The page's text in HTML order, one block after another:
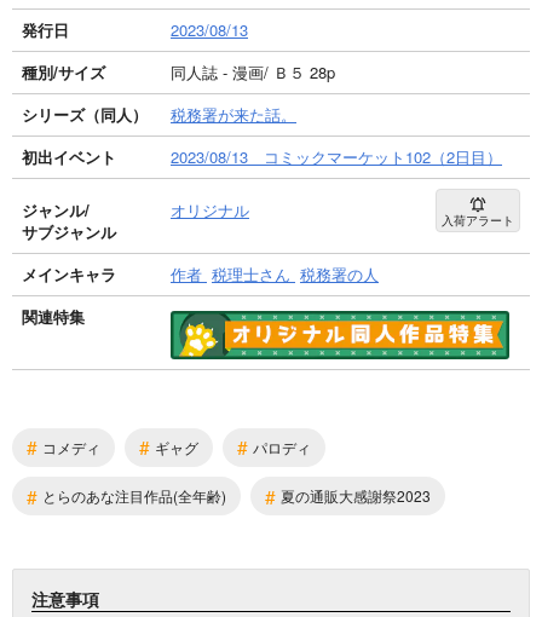
発行日
2023/08/13
種別/サイズ
同人誌 - 漫画/ Ｂ５ 28p
シリーズ（同人）
税務署が来た話。
初出イベント
2023/08/13 コミックマーケット102（2日目）
ジャンル/
サブジャンル
オリジナル 入荷アラート
メインキャラ 作者 税理士さん 税務署の人
関連特集
# コメディ # ギャグ # パロディ
# とらのあな注目作品(全年齢) # 夏の通販大感謝祭2023
注意事項